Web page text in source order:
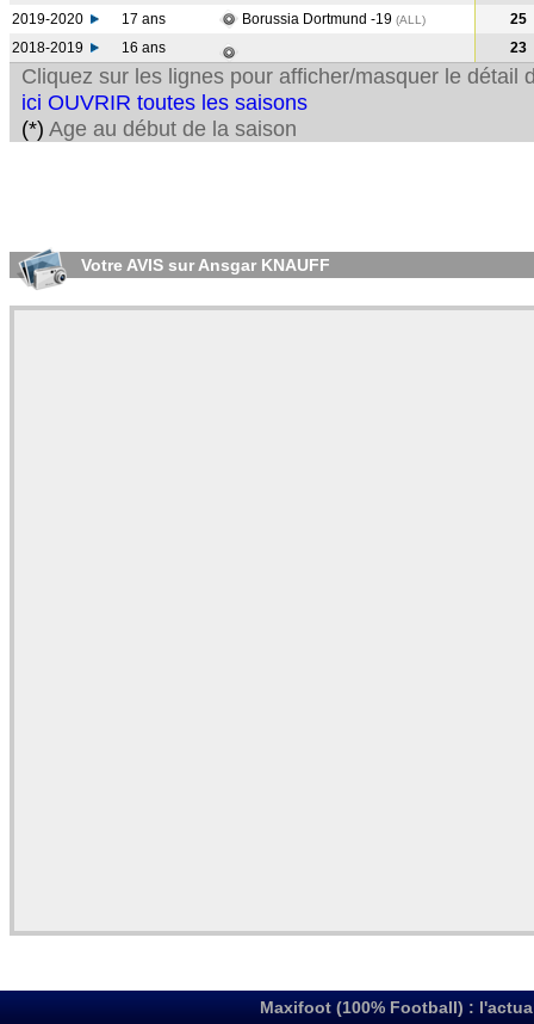
2019-2020
17 ans Borussia Dortmund -19 (ALL )
25
2018-2019
16 ans 23
Cliquez sur les lignes pour afficher/masquer le détail
ici OUVRIR toutes les saisons
(*) Age au début de la saison
Votre AVIS sur Ansgar KNAUFF
Maxifoot (100% Football) :